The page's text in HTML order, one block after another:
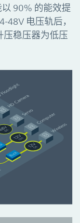
90% 的能效提
48V 电压轨后，
压稳压器为低压